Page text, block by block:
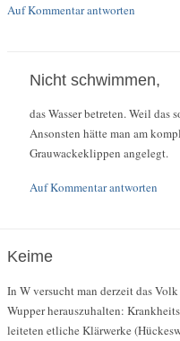
Auf Kommentar antworten
Nicht schwimmen,
das Wasser betreten. Weil das
Ansonsten hätte man am
Grauwackeklippen angelegt.
Auf Kommentar antworten
Keime
In W versucht man derzeit das
Wupper herauszuhalten:
leiteten etliche Klärwerke